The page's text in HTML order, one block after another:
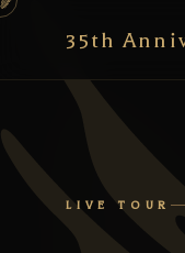
35th
LIVE TOUR